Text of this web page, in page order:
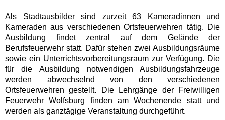
Als Stadtausbilder sind zurzeit 63 Kameradinnen und
Kameraden aus verschiedenen Ortsfeuerwehren tätig. Die
Ausbildung findet zentral auf dem Gelände der
Berufsfeuerwehr statt. Dafür stehen zwei Ausbildungsräume
sowie ein Unterrichtsvorbereitungsraum zur Verfügung. Die
für die Ausbildung notwendigen Ausbildungsfahrzeuge
werden abwechselnd von den verschiedenen
Ortsfeuerwehren gestellt. Die Lehrgänge der Freiwilligen
Feuerwehr Wolfsburg finden am Wochenende statt und
werden als ganztägige Veranstaltung durchgeführt.